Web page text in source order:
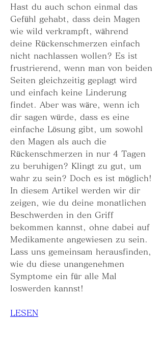
Hast du auch schon einmal das
Gefühl gehabt, dass dein Magen
wie wild verkrampft, während
deine Rückenschmerzen einfach
nicht nachlassen wollen? Es ist
frustrierend, wenn man von beiden
Seiten gleichzeitig geplagt wird
und einfach keine Linderung
findet. Aber was wäre, wenn ich
dir sagen würde, dass es eine
einfache Lösung gibt, um sowohl
den Magen als auch die
Rückenschmerzen in nur 4 Tagen
zu beruhigen? Klingt zu gut, um
wahr zu sein? Doch es ist möglich!
In diesem Artikel werden wir dir
zeigen, wie du deine monatlichen
Beschwerden in den Griff
bekommen kannst, ohne dabei auf
Medikamente angewiesen zu sein.
Lass uns gemeinsam herausfinden,
wie du diese unangenehmen
Symptome ein für alle Mal
loswerden kannst!
LESEN